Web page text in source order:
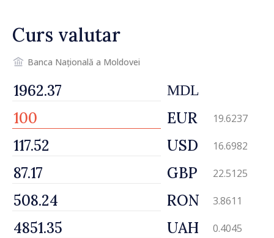
depășim blocajele și să dăm o
șansă localităților să se
dezvolte”
Curs valutar
Banca Națională a Moldovei
MDL
EUR 19.6237
USD 16.6982
GBP 22.5125
RON 3.8611
UAH 0.4045